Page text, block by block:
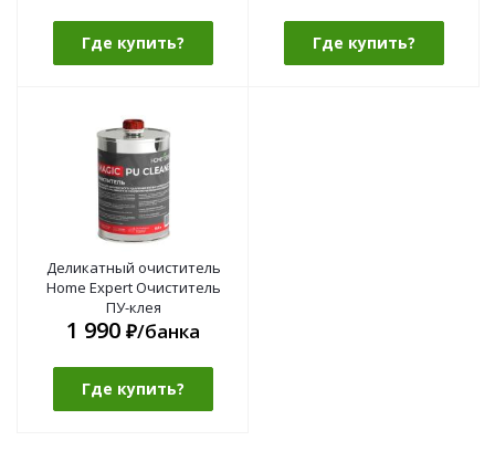
Где купить? Где купить?
Деликатный очиститель
Home Expert Очиститель
ПУ-клея
1 990 ₽/банка
Где купить?